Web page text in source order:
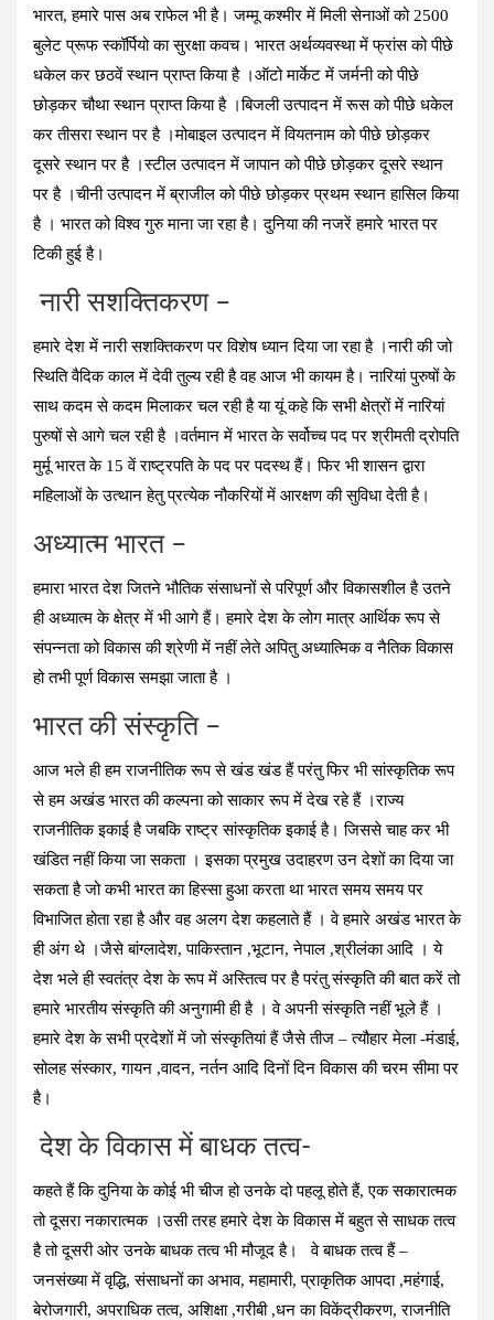
भारत, हमारे पास अब राफेल भी है। जम्मू कश्मीर में मिली सेनाओं को 2500
बुलेट प्रूफ स्कॉर्पियो का सुरक्षा कवच। भारत अर्थव्यवस्था में फ्रांस को पीछे
धकेल कर छठवें स्थान प्राप्त किया है ।ऑटो मार्केट में जर्मनी को पीछे
छोड़कर चौथा स्थान प्राप्त किया है ।बिजली उत्पादन में रूस को पीछे धकेल
कर तीसरा स्थान पर है ।मोबाइल उत्पादन में वियतनाम को पीछे छोड़कर
दूसरे स्थान पर है ।स्टील उत्पादन में जापान को पीछे छोड़कर दूसरे स्थान
पर है ।चीनी उत्पादन में ब्राजील को पीछे छोड़कर प्रथम स्थान हासिल किया
है । भारत को विश्व गुरु माना जा रहा है। दुनिया की नजरें हमारे भारत पर
टिकी हुई है।
नारी सशक्तिकरण –
हमारे देश में नारी सशक्तिकरण पर विशेष ध्यान दिया जा रहा है ।नारी की जो
स्थिति वैदिक काल में देवी तुल्य रही है वह आज भी कायम है। नारियां पुरुषों के
साथ कदम से कदम मिलाकर चल रही है या यूं कहे कि सभी क्षेत्रों में नारियां
पुरुषों से आगे चल रही है ।वर्तमान में भारत के सर्वोच्च पद पर श्रीमती द्रोपति
मुर्मू भारत के 15 वें राष्ट्रपति के पद पर पदस्थ हैं। फिर भी शासन द्वारा
महिलाओं के उत्थान हेतु प्रत्येक नौकरियों में आरक्षण की सुविधा देती है।
अध्यात्म भारत –
हमारा भारत देश जितने भौतिक संसाधनों से परिपूर्ण और विकासशील है उतने
ही अध्यात्म के क्षेत्र में भी आगे हैं। हमारे देश के लोग मात्र आर्थिक रूप से
संपन्नता को विकास की श्रेणी में नहीं लेते अपितु अध्यात्मिक व नैतिक विकास
हो तभी पूर्ण विकास समझा जाता है ।
भारत की संस्कृति –
आज भले ही हम राजनीतिक रूप से खंड खंड हैं परंतु फिर भी सांस्कृतिक रूप
से हम अखंड भारत की कल्पना को साकार रूप में देख रहे हैं ।राज्य
राजनीतिक इकाई है जबकि राष्ट्र सांस्कृतिक इकाई है। जिससे चाह कर भी
खंडित नहीं किया जा सकता । इसका प्रमुख उदाहरण उन देशों का दिया जा
सकता है जो कभी भारत का हिस्सा हुआ करता था भारत समय समय पर
विभाजित होता रहा है और वह अलग देश कहलाते हैं । वे हमारे अखंड भारत के
ही अंग थे ।जैसे बांग्लादेश, पाकिस्तान ,भूटान, नेपाल ,श्रीलंका आदि । ये
देश भले ही स्वतंत्र देश के रूप में अस्तित्व पर है परंतु संस्कृति की बात करें तो
हमारे भारतीय संस्कृति की अनुगामी ही है । वे अपनी संस्कृति नहीं भूले हैं ।
हमारे देश के सभी प्रदेशों में जो संस्कृतियां हैं जैसे तीज – त्यौहार मेला -मंडाई,
सोलह संस्कार, गायन ,वादन, नर्तन आदि दिनों दिन विकास की चरम सीमा पर
है।
देश के विकास में बाधक तत्व-
कहते हैं कि दुनिया के कोई भी चीज हो उनके दो पहलू होते हैं, एक सकारात्मक
तो दूसरा नकारात्मक ।उसी तरह हमारे देश के विकास में बहुत से साधक तत्व
है तो दूसरी ओर उनके बाधक तत्व भी मौजूद है। वे बाधक तत्व हैं –
जनसंख्या में वृद्धि, संसाधनों का अभाव, महामारी, प्राकृतिक आपदा ,महंगाई,
बेरोजगारी, अपराधिक तत्व, अशिक्षा ,गरीबी ,धन का विकेंद्रीकरण, राजनीति